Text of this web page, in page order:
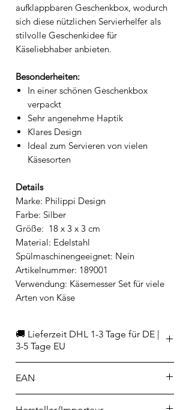
aufklappbaren Geschenkbox, wodurch
sich diese nützlichen Servierhelfer als
stilvolle Geschenkidee für
Käseliebhaber anbieten.
Besonderheiten:
In einer schönen Geschenkbox
verpackt
Sehr angenehme Haptik
Klares Design
Ideal zum Servieren von vielen
Käsesorten
Details
Marke: Philippi Design
Farbe: Silber
Größe: 18 x 3 x 3 cm
Material: Edelstahl
Spülmaschinengeeignet: Nein
Artikelnummer: 189001
Verwendung: Käsemesser Set für viele
Arten von Käse
🚚 Lieferzeit DHL 1-3 Tage für DE |
3-5 Tage EU
EAN